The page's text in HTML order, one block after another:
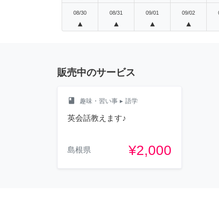
08/30
▲
08/31
▲
09/01
▲
09/02
▲
販売中のサービス
class 趣味・習い事 ▸ 語学
英会話教えます♪
島根県 ¥2,000